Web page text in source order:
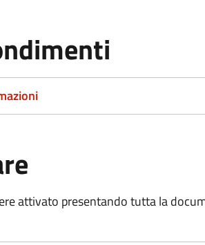
attivato presentando tutta la